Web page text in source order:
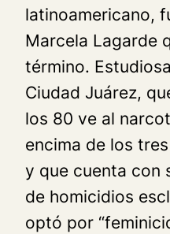
latinoamericano,
Marcela Lagarde
término.
Ciudad Juárez,
los 80 ve al
encima de los
y que cuenta con
de homicidios
optó por